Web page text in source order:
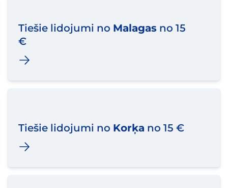
Tiešie lidojumi no Malagas no 15
€
Tiešie lidojumi no Korķa no 15 €